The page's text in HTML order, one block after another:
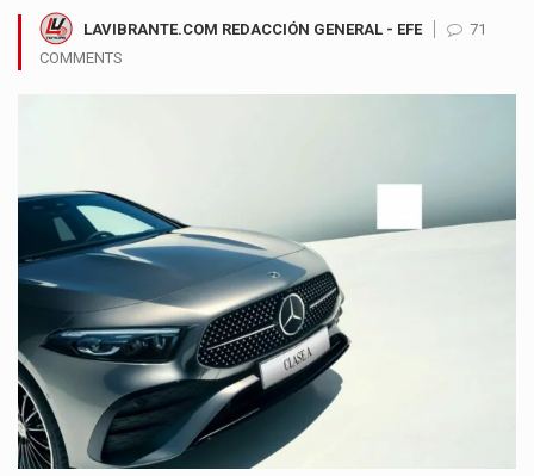
LAVIBRANTE.COM REDACCIÓN GENERAL - EFE
71
COMMENTS